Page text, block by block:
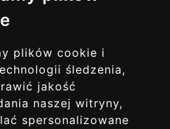
plików cookie i
śledzenia,
jakość
naszej witryny,
spersonalizowane
NAS